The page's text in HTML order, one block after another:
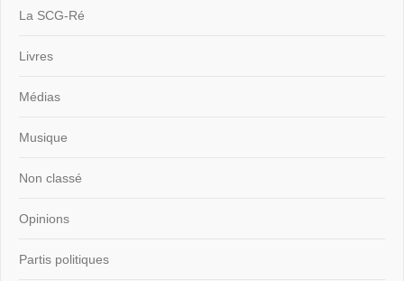
La SCG-Ré
Livres
Médias
Musique
Non classé
Opinions
Partis politiques